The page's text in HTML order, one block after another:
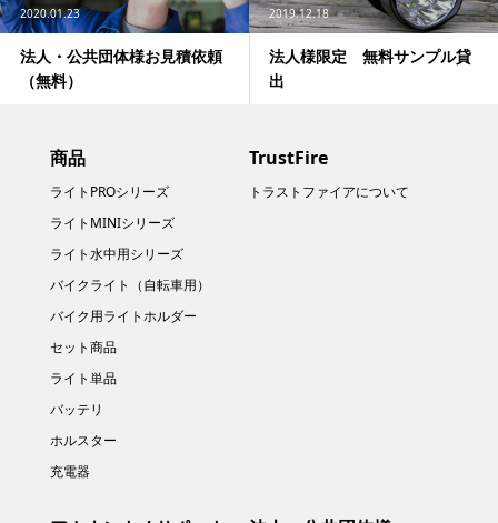
2020.01.23
法人・公共団体様お見積依頼
（無料）
2019.12.18
法人様限定 無料サンプル貸
出
商品
ライトPROシリーズ
ライトMINIシリーズ
ライト水中用シリーズ
バイクライト（自転車用）
バイク用ライトホルダー
セット商品
ライト単品
バッテリ
ホルスター
充電器
TrustFire
トラストファイアについて